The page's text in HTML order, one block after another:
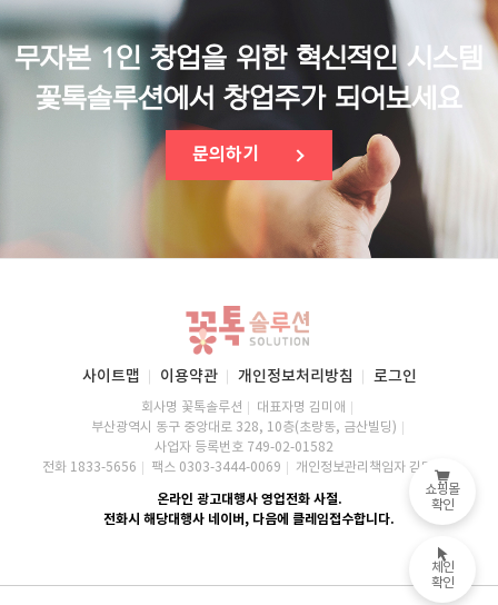
무자본 1인 창업을 위한 혁신적인 시스템
꽃톡솔루션에서 창업주가 되어보세요
문의하기
사이트맵 이용약관 개인정보처리방침 로그인
회사명 꽃톡솔루션
대표자명 김미애
부산광역시 동구 중앙대로 328, 10층(초량동, 금산빌딩)
사업자 등록번호 749-02-01582
전화 1833-5656
팩스 0303-3444-0069 개인정보관리책임자 김미애
온라인 광고대행사 영업전화 사절.
전화시 해당대행사 네이버, 다음에 클레임접수합니다.
쇼핑몰
확인
체인
확인